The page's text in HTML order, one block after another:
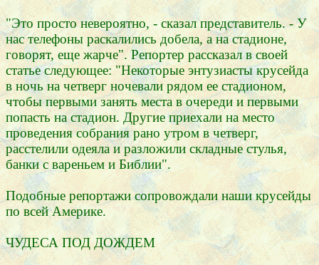
"Это просто невероятно, - сказал представитель. - У
нас телефоны раскалились добела, а на стадионе,
говорят, еще жарче". Репортер рассказал в своей
статье следующее: "Некоторые энтузиасты крусейда
в ночь на четверг ночевали рядом ее стадионом,
чтобы первыми занять места в очереди и первыми
попасть на стадион. Другие приехали на место
проведения собрания рано утром в четверг,
расстелили одеяла и разложили складные стулья,
банки с вареньем и Библии".
Подобные репортажи сопровождали наши крусейды
по всей Америке.
ЧУДЕСА ПОД ДОЖДЕМ